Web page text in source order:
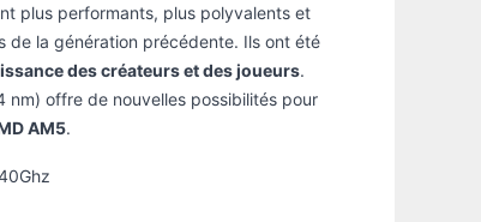
plus performants, plus polyvalents et
de la génération précédente. Ils ont été
des créateurs et des joueurs.
nm) offre de nouvelles possibilités pour
AM5.